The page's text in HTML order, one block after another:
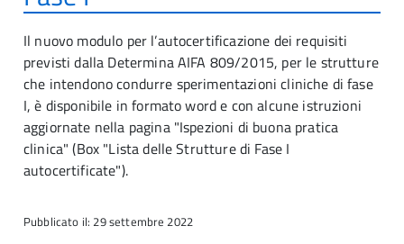
Il nuovo modulo per l’autocertificazione dei requisiti
previsti dalla Determina AIFA 809/2015, per le strutture
che intendono condurre sperimentazioni cliniche di fase
I, è disponibile in formato word e con alcune istruzioni
aggiornate nella pagina "Ispezioni di buona pratica
clinica" (Box "Lista delle Strutture di Fase I
autocertificate").
Pubblicato il: 29 settembre 2022